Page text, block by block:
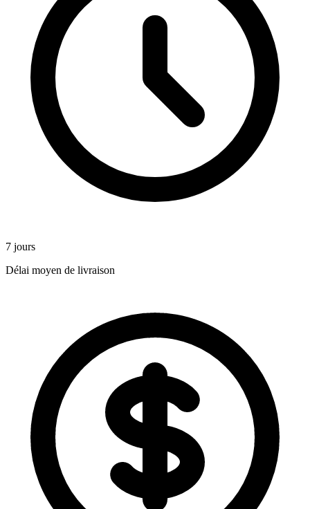
7 jours
Délai moyen de livraison